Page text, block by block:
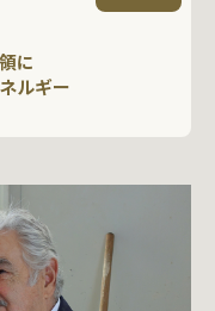
に
ルギー